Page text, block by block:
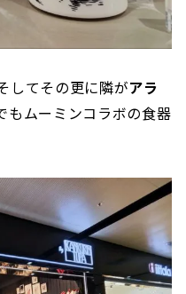
してその更に隣がアラ
もムーミンコラボの食器